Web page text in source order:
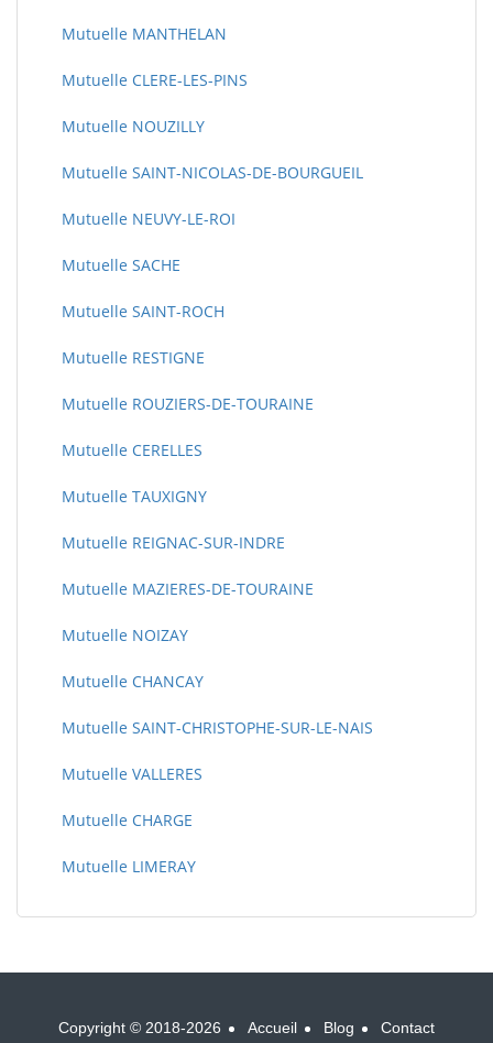
Mutuelle MANTHELAN
Mutuelle CLERE-LES-PINS
Mutuelle NOUZILLY
Mutuelle SAINT-NICOLAS-DE-BOURGUEIL
Mutuelle NEUVY-LE-ROI
Mutuelle SACHE
Mutuelle SAINT-ROCH
Mutuelle RESTIGNE
Mutuelle ROUZIERS-DE-TOURAINE
Mutuelle CERELLES
Mutuelle TAUXIGNY
Mutuelle REIGNAC-SUR-INDRE
Mutuelle MAZIERES-DE-TOURAINE
Mutuelle NOIZAY
Mutuelle CHANCAY
Mutuelle SAINT-CHRISTOPHE-SUR-LE-NAIS
Mutuelle VALLERES
Mutuelle CHARGE
Mutuelle LIMERAY
Copyright © 2018-2026 Accueil Blog Contact